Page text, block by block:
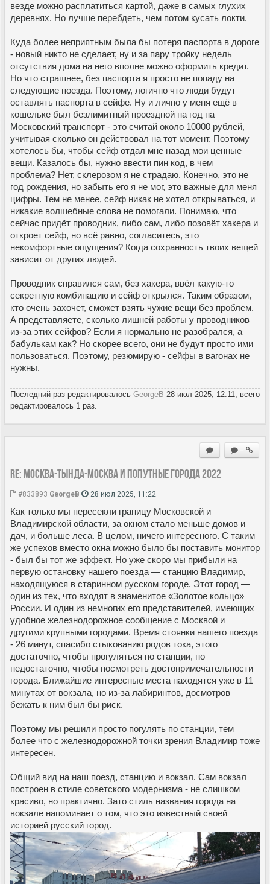
везде можно расплатиться картой, даже в самых глухих
деревнях. Но лучше перебдеть, чем потом кусать локти.
Куда более неприятным была бы потеря паспорта в дороге
- новый никто не сделает, ну и за пару тройку недель
отсутствия дома на него вполне можно оформить кредит.
Но что страшнее, без паспорта я просто не попаду на
следующие поезда. Поэтому, логично что люди будут
оставлять паспорта в сейфе. Ну и лично у меня ещё в
кошельке был безлимитный проездной на год на
Московский транспорт - это считай около 10000 рублей,
учитывая сколько он действовал на тот момент. Поэтому
хотелось бы, чтобы сейф отдал мне назад мои ценные
вещи. Казалось бы, нужно ввести пин код, в чем
проблема? Нет, склерозом я не страдаю. Конечно, это не
год рождения, но забыть его я не мог, это важные для меня
цифры. Тем не менее, сейф никак не хотел открываться, и
никакие волшебные слова не помогали. Понимаю, что
сейчас придёт проводник, либо сам, либо позовёт хакера и
откроет сейф, но всё равно, согласитесь, это
некомфортные ощущения? Когда сохранность твоих вещей
зависит от других людей.
Проводник справился сам, без хакера, ввёл какую-то
секретную комбинацию и сейф открылся. Таким образом,
кто очень захочет, сможет взять чужие вещи без проблем.
А представляете, сколько лишней работы у проводников
из-за этих сейфов? Если я нормально не разобрался, а
бабулькам как? Но скорее всего, они не будут просто ими
пользоваться. Поэтому, резюмирую - сейфы в вагонах не
нужны.
Последний раз редактировалось GeorgeB 28 июл 2025, 12:11, всего
редактировалось 1 раз.
+
Re: Москва-Тында-Москва и попутные города 2022
#833893 GeorgeB 28 июл 2025, 11:22
Как только мы пересекли границу Московской и
Владимирской области, за окном стало меньше домов и
дач, и больше леса. В целом, ничего интересного. С таким
же успехов вместо окна можно было бы поставить монитор
- был бы тот же эффект. Но уже скоро мы прибыли на
первую остановку нашего поезда — станцию Владимир,
находящуюся в старинном русском городе. Этот город —
один из тех, что входят в знаменитое «Золотое кольцо»
России. И один из немногих его представителей, имеющих
удобное железнодорожное сообщение с Москвой и
другими крупными городами. Время стоянки нашего поезда
- 26 минут, спасибо стыкованию родов тока, этого
достаточно, чтобы прогуляться по станции, но
недостаточно, чтобы посмотреть достопримечательности
города. Ближайшие интересные места находятся уже в 11
минутах от вокзала, но из-за лабиринтов, досмотров
бежать к ним был бы риск.
Поэтому мы решили просто погулять по станции, тем
более что с железнодорожной точки зрения Владимир тоже
интересен.
Общий вид на наш поезд, станцию и вокзал. Сам вокзал
построен в стиле советского модернизма - не слишком
красиво, но практично. Зато стиль названия города на
вокзале напоминает о том, что это известный своей
историей русский город.